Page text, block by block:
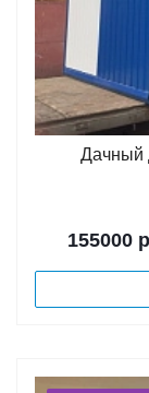
Дачный
155000